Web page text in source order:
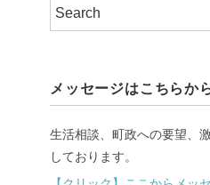
メッセージはこちらか
生活相談、町政への要望、
しております。